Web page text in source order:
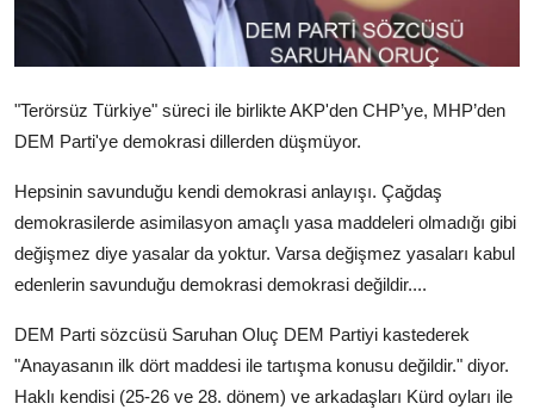
İletişim
Türkçe Kurdi
"Terörsüz Türkiye" süreci ile birlikte AKP'den CHP’ye, MHP’den
DEM Parti'ye demokrasi dillerden düşmüyor.
Hepsinin savunduğu kendi demokrasi anlayışı. Çağdaş
demokrasilerde asimilasyon amaçlı yasa maddeleri olmadığı gibi
değişmez diye yasalar da yoktur. Varsa değişmez yasaları kabul
edenlerin savunduğu demokrasi demokrasi değildir....
DEM Parti sözcüsü Saruhan Oluç DEM Partiyi kastederek
"Anayasanın ilk dört maddesi ile tartışma konusu değildir." diyor.
Haklı kendisi (25-26 ve 28. dönem) ve arkadaşları Kürd oyları ile